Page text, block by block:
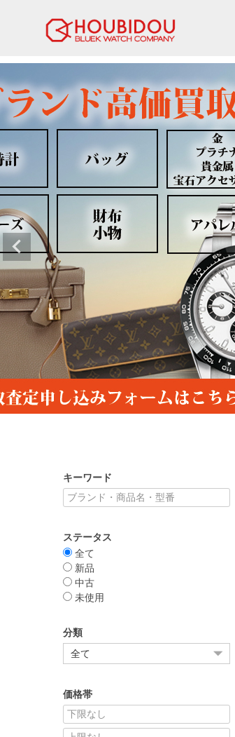
キーワード
ステータス
全て
新品
中古
未使用
分類
価格帯